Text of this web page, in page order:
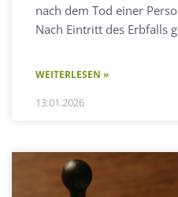
nach dem Tod einer
Nach Eintritt des Erbfalls
WEITERLESEN »
13.01.2026